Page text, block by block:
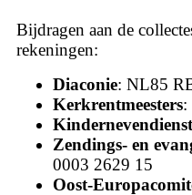
Bijdragen aan de
rekeningen:
Diaconie: NL85
Kerkrentmeesters:
Kindernevendienst
Zendings- en
0003 2629 15
Oost-